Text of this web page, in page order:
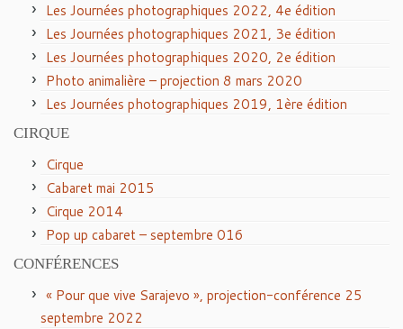
Les Journées photographiques 2022, 4e édition
Les Journées photographiques 2021, 3e édition
Les Journées photographiques 2020, 2e édition
Photo animalière – projection 8 mars 2020
Les Journées photographiques 2019, 1ère édition
CIRQUE
Cirque
Cabaret mai 2015
Cirque 2014
Pop up cabaret – septembre 016
CONFÉRENCES
« Pour que vive Sarajevo », projection-conférence 25
septembre 2022